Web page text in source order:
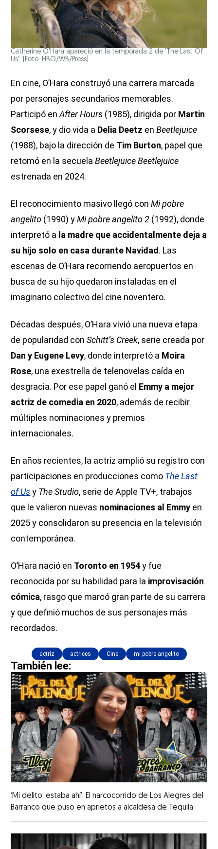
Catherine O'Hara apareció en la temporada 2 de 'The Last Of
Us'. (Foto: HBO/WB/Press)
En cine, O’Hara construyó una carrera marcada
por personajes secundarios memorables.
Participó enAfter Hours (1985), dirigida por Martin
Scorsese, y dio vida a Delia Deetz enBeetlejuice
(1988), bajo la dirección de Tim Burton, papel que
retomó en la secuelaBeetlejuice Beetlejuice
estrenada en 2024.
El reconocimiento masivo llegó conMi pobre
angelito (1990) yMi pobre angelito 2 (1992), donde
interpretó a la madre que accidentalmente deja a
su hijo solo en casa durante Navidad. Las
escenas de O’Hara recorriendo aeropuertos en
busca de su hijo quedaron instaladas en el
imaginario colectivo del cine noventero.
Décadas después, O’Hara vivió una nueva etapa
de popularidad conSchitt’s Creek, serie creada por
Dan y Eugene Levy, donde interpretó a Moira
Rose, una exestrella de telenovelas caída en
desgracia. Por ese papel ganó el Emmy a mejor
actriz de comedia en 2020, además de recibir
múltiples nominaciones y premios
internacionales.
En años recientes, la actriz amplió su registro con
participaciones en producciones como The Last
of Usy The Studio, serie de Apple TV+, trabajos
que le valieron nuevas nominaciones al Emmy en
2025 y consolidaron su presencia en la televisión
contemporánea.
O’Hara nació en Toronto en 1954y fue
reconocida por su habilidad para la improvisación
cómica, rasgo que marcó gran parte de su carrera
y que definió muchos de sus personajes más
recordados.
actriz actrices Cine mi pobre angelito
También lee:
‘Mi delito: estaba ahí’: El narcocorrido de Los Alegres del
Barranco que puso en aprietos a alcaldesa de Tequila